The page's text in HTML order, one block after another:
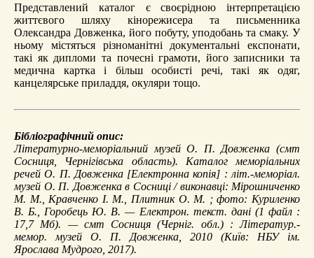
Представлений каталог є своєрідною інтерпретацією
життєвого шляху кінорежисера та письменника
Олександра Довженка, його побуту, уподобань та смаку. У
ньому містяться різноманітні документальні експонати,
такі як дипломи та почесні грамоти, його записники та
медична картка і більш особисті речі, такі як одяг,
канцелярське приладдя, окуляри тощо.
Бібліографічний опис:
Літературно-меморіальний музей О. П. Довженка (смт
Сосниця, Чернігівська область). Каталог меморіальних
речей О. П. Довженка[Електронна копія] : літ.-меморіал.
музей О. П. Довженка в Сосниці / виконавці: Мірошниченко
М. М., Кравченко І. М., Плитник О. М. ; фото: Куриленко
В. Б., Горобець Ю. В. — Електрон. текст. дані (1 файл :
17,7 Мб). — смт Сосниця (Черніг. обл.) : Літератур.-
мемор. музей О. П. Довженка, 2010 (Київ: НБУ ім.
Ярослава Мудрого, 2017).